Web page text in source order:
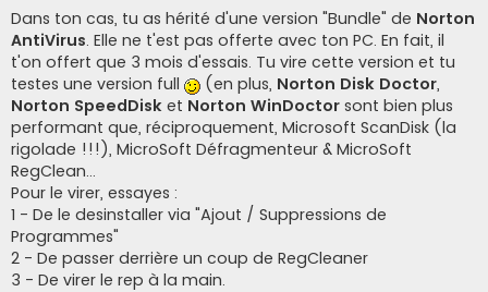
Dans ton cas, tu as hérité d'une version "Bundle" de Norton
AntiVirus. Elle ne t'est pas offerte avec ton PC. En fait, il
t'on offert que 3 mois d'essais. Tu vire cette version et tu
testes une version full
(en plus, Norton Disk Doctor,
Norton SpeedDisk et Norton WinDoctor sont bien plus
performant que, réciproquement, Microsoft ScanDisk (la
rigolade !!!), MicroSoft Défragmenteur & MicroSoft
RegClean...
Pour le virer, essayes :
1 - De le desinstaller via "Ajout / Suppressions de
Programmes"
2 - De passer derrière un coup de RegCleaner
3 - De virer le rep à la main.